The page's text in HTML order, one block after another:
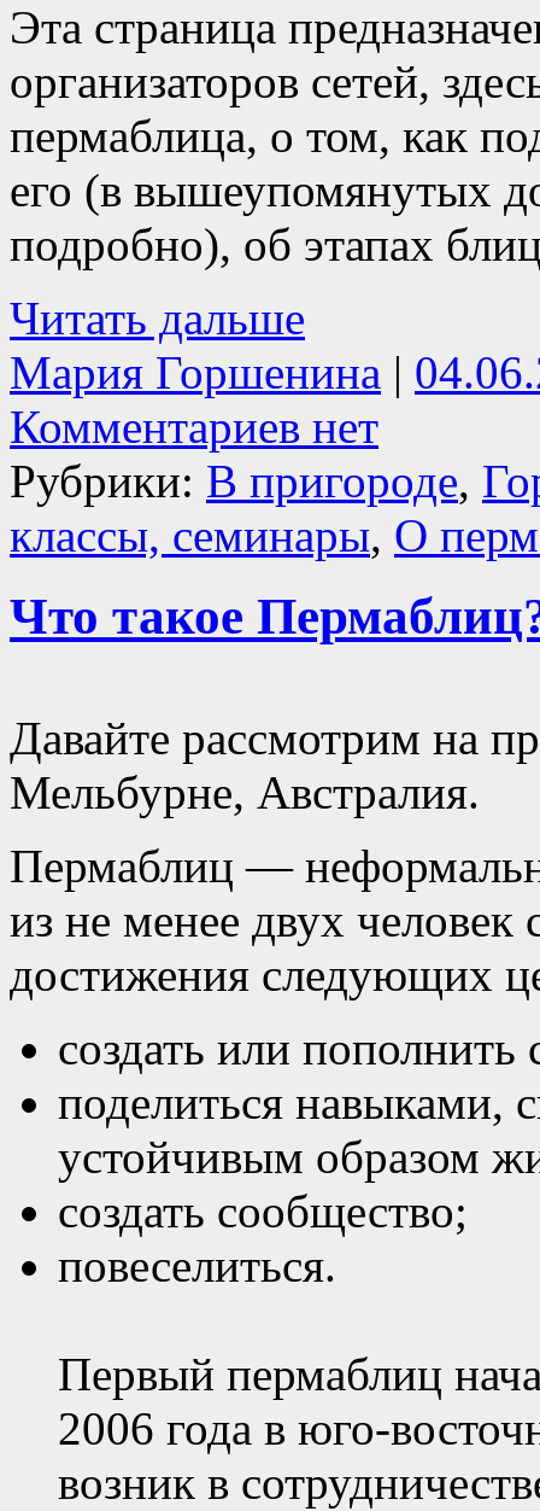
Эта страница
организаторов сетей,
пермаблица, о том, как
его (в вышеупомянутых
подробно), об этапах
Читать дальше
Мария Горшенина |
Комментариев нет
Рубрики: В пригороде,
классы, семинары, О
Что такое
Давайте рассмотрим на
Мельбурне, Австралия.
Пермаблиц —
из не менее двух человек
достижения следующих
создать или
поделиться навыками,
устойчивым образом
создать сообщество;
повеселиться.
Первый пермаблиц
2006 года в юго-
возник в